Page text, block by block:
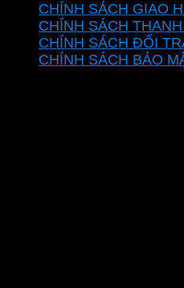
CHÍNH SÁCH GIAO
CHÍNH SÁCH
CHÍNH SÁCH ĐỔI
CHÍNH SÁCH BẢO